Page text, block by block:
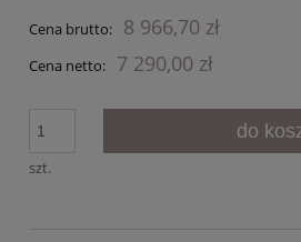
Cena brutto: 8 966,70 zł
Cena netto: 7 290,00 zł
szt.
do